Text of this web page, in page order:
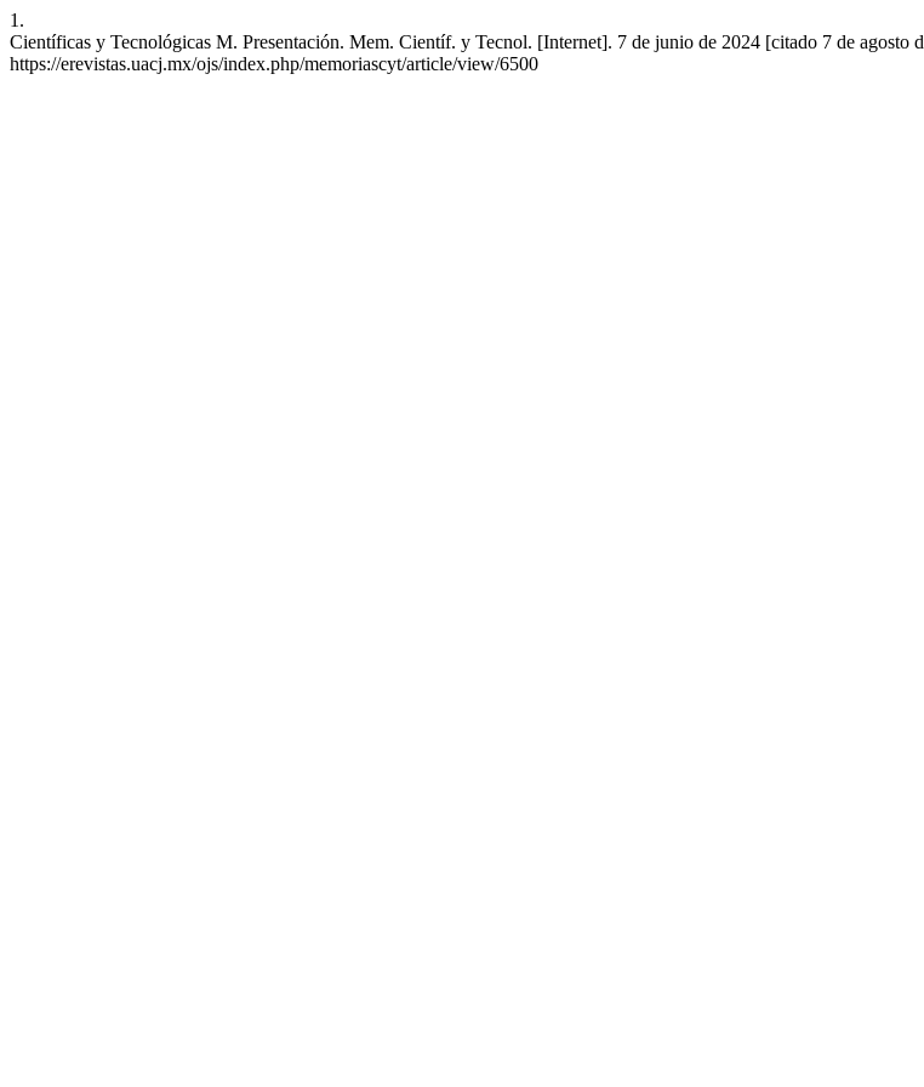
1.
Científicas y Tecnológicas M. Presentación. Mem. Científ. y Tecnol. [Internet]. 7 de junio de 2024 [citado 7 de agosto
https://erevistas.uacj.mx/ojs/index.php/memoriascyt/article/view/6500